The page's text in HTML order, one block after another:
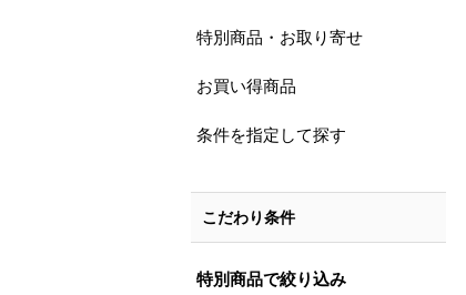
特別商品・お取り寄せ
お買い得商品
条件を指定して探す
こだわり条件
特別商品で絞り込み